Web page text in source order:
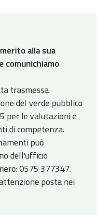
alla sua
comunichiamo
trasmessa
del verde pubblico
per le valutazioni e
di competenza.
può
dell'ufficio
0575 377347.
posta nei